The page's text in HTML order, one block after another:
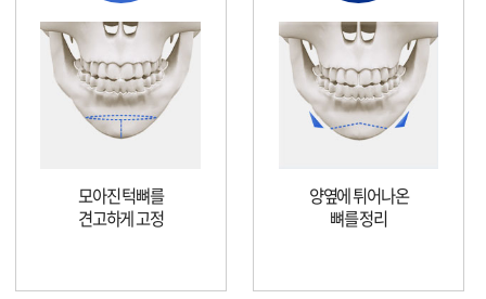
모아진 턱뼈를
견고하게 고정
양옆에 튀어나온
뼈를 정리